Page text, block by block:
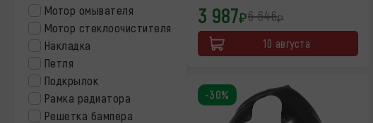
Мотор омывателя
Мотор стеклоочистителя
Накладка
Петля
Подкрылок
Рамка радиатора
Решетка бампера
3 987₽6 646₽
10 августа
-30%